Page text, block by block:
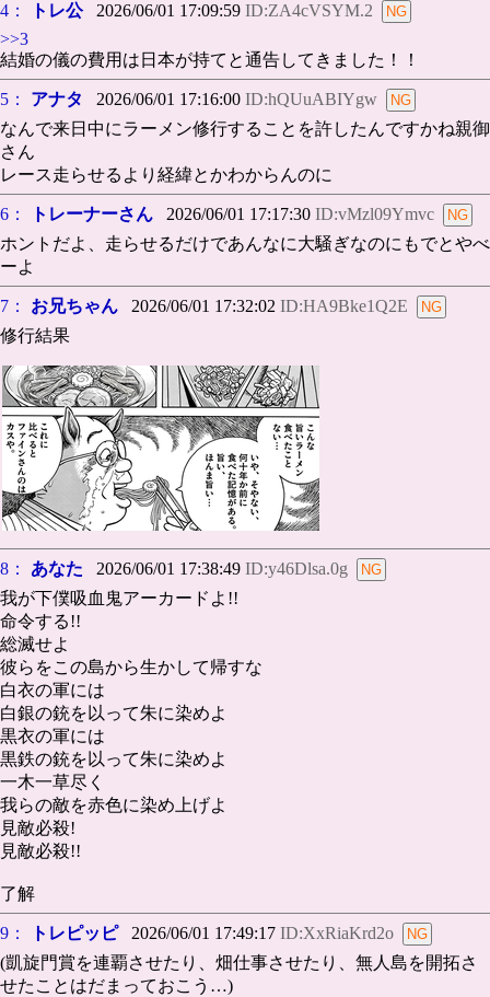
4： トレ公2026/06/01 17:09:59 ID:ZA4cVSYM.2
>>3
結婚の儀の費用は日本が持てと通告してきました！！
5： アナタ 2026/06/01 17:16:00 ID:hQUuABIYgw
なんで来日中にラーメン修行することを許したんですかね親御
さん
レース走らせるより経緯とかわからんのに
6： トレーナーさん 2026/06/01 17:17:30 ID:vMzl09Ymvc
ホントだよ、走らせるだけであんなに大騒ぎなのにもでとやべ
ーよ
7： お兄ちゃん 2026/06/01 17:32:02 ID:HA9Bke1Q2E
修行結果
8： あなた 2026/06/01 17:38:49 ID:y46Dlsa.0g
我が下僕吸血鬼アーカードよ!!
命令する!!
総滅せよ
彼らをこの島から生かして帰すな
白衣の軍には
白銀の銃を以って朱に染めよ
黒衣の軍には
黒鉄の銃を以って朱に染めよ
一木一草尽く
我らの敵を赤色に染め上げよ
見敵必殺!
見敵必殺!!
了解
9： トレピッピ2026/06/01 17:49:17 ID:XxRiaKrd2o
(凱旋門賞を連覇させたり、畑仕事させたり、無人島を開拓さ
せたことはだまっておこう…)